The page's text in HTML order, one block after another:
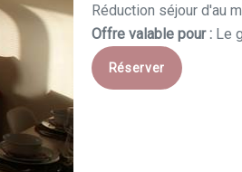
Réduction séjour d'au
Offre valable pour : Le
Réserver